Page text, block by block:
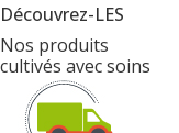
Découvrez-LES
Nos produits
cultivés avec soins